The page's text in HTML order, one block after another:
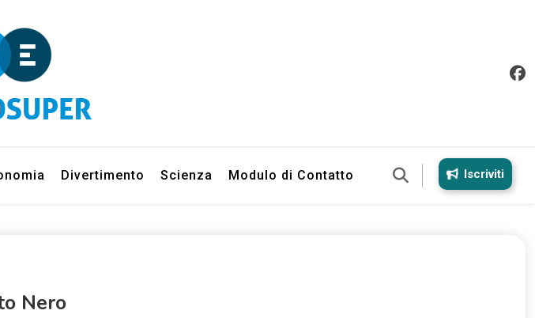
Divertimento Scienza Modulo di Contatto Iscriviti
Nero